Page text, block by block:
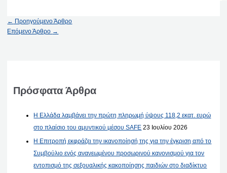
← Προηγούμενο Άρθρο
Επόμενο Άρθρο →
Πρόσφατα Άρθρα
Η Ελλάδα λαμβάνει την πρώτη πληρωμή ύψους 118,2 εκατ. ευρώ
στο πλαίσιο του αμυντικού μέσου SAFE 23 Ιουλίου 2026
Η Επιτροπή εκφράζει την ικανοποίησή της για την έγκριση από το
Συμβούλιο ενός ανανεωμένου προσωρινού κανονισμού για τον
εντοπισμό της σεξουαλικής κακοποίησης παιδιών στο διαδίκτυο